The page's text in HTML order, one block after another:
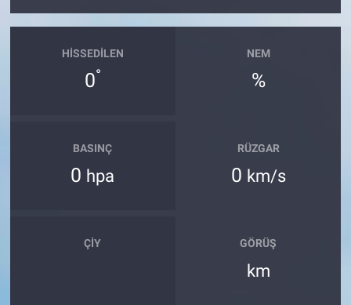
HISSEDILEN
0°
NEM
%
BASINÇ
0 hpa
RÜZGAR
0 km/s
ÇIY GÖRÜŞ
km